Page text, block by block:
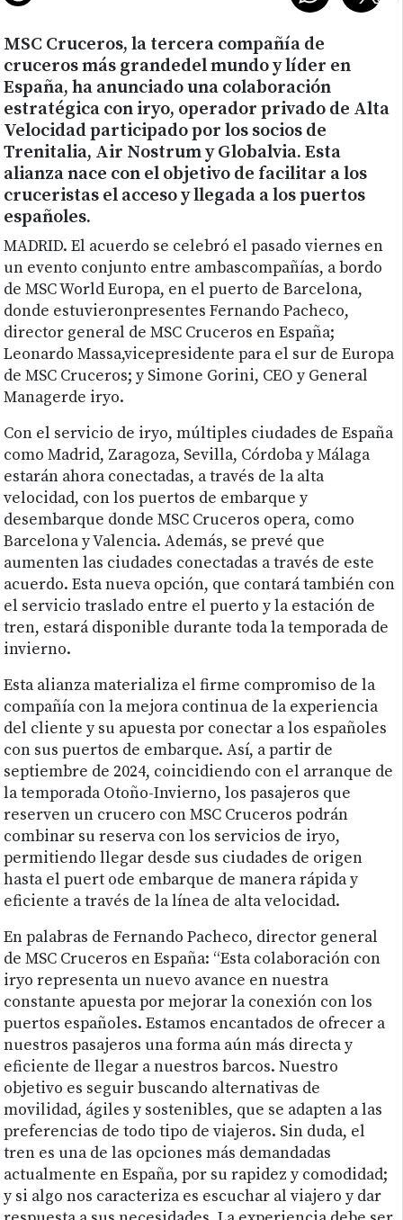
MSC Cruceros, la tercera compañía de
cruceros más grandedel mundo y líder en
España, ha anunciado una colaboración
estratégica con iryo, operador privado de Alta
Velocidad participado por los socios de
Trenitalia, Air Nostrum y Globalvia. Esta
alianza nace con el objetivo de facilitar a los
cruceristas el acceso y llegada a los puertos
españoles.
MADRID. El acuerdo se celebró el pasado viernes en
un evento conjunto entre ambascompañías, a bordo
de MSC World Europa, en el puerto de Barcelona,
donde estuvieronpresentes Fernando Pacheco,
director general de MSC Cruceros en España;
Leonardo Massa,vicepresidente para el sur de Europa
de MSC Cruceros; y Simone Gorini, CEO y General
Managerde iryo.
Con el servicio de iryo, múltiples ciudades de España
como Madrid, Zaragoza, Sevilla, Córdoba y Málaga
estarán ahora conectadas, a través de la alta
velocidad, con los puertos de embarque y
desembarque donde MSC Cruceros opera, como
Barcelona y Valencia. Además, se prevé que
aumenten las ciudades conectadas a través de este
acuerdo. Esta nueva opción, que contará también con
el servicio traslado entre el puerto y la estación de
tren, estará disponible durante toda la temporada de
invierno.
Esta alianza materializa el firme compromiso de la
compañía con la mejora continua de la experiencia
del cliente y su apuesta por conectar a los españoles
con sus puertos de embarque. Así, a partir de
septiembre de 2024, coincidiendo con el arranque de
la temporada Otoño-Invierno, los pasajeros que
reserven un crucero con MSC Cruceros podrán
combinar su reserva con los servicios de iryo,
permitiendo llegar desde sus ciudades de origen
hasta el puert ode embarque de manera rápida y
eficiente a través de la línea de alta velocidad.
En palabras de Fernando Pacheco, director general
de MSC Cruceros en España: “Esta colaboración con
iryo representa un nuevo avance en nuestra
constante apuesta por mejorar la conexión con los
puertos españoles. Estamos encantados de ofrecer a
nuestros pasajeros una forma aún más directa y
eficiente de llegar a nuestros barcos. Nuestro
objetivo es seguir buscando alternativas de
movilidad, ágiles y sostenibles, que se adapten a las
preferencias de todo tipo de viajeros. Sin duda, el
tren es una de las opciones más demandadas
actualmente en España, por su rapidez y comodidad;
y si algo nos caracteriza es escuchar al viajero y dar